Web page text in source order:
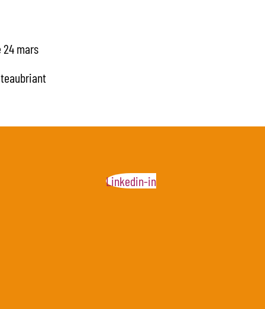
mars
Linkedin-in